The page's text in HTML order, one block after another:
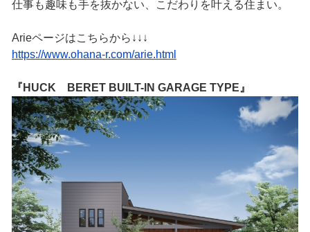
仕事も趣味も手を抜かない、こだわりを叶える住まい。
Arieページはこちらから↓↓↓
https://www.ohana-r.com/arie.html
『HUCK BERET BUILT-IN GARAGE TYPE』